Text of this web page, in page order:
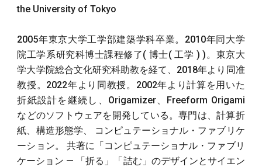
the University of Tokyo
2005年東京大学工学部建築学科卒業。2010年同大学
院工学系研究科博士課程修了( 博士( 工学 ) )。東京大
学大学院総合文化研究科助教を経て、2018年より同准
教授。2022年より同教授。2002年より計算を用いた
折紙設計を継続し、Origamizer、Freeform Origami
などのソフトウェアを開発している。専門は、計算折
紙、構造形態学、 コンピュテーショナル・ファブリケ
ーション。 共著に「コンピュテーショナル・ファブリ
ケーション — 「折る」「詰む」のデザインとサイエン